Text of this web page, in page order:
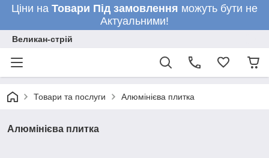
Ціни на Товари Під замовлення можуть бути не
Актуальними!
Великан-стрій
Товари та послуги Алюмінієва плитка
Алюмінієва плитка